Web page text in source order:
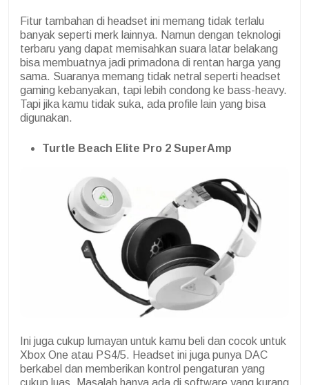
Fitur tambahan di headset ini memang tidak terlalu
banyak seperti merk lainnya. Namun dengan teknologi
terbaru yang dapat memisahkan suara latar belakang
bisa membuatnya jadi primadona di rentan harga yang
sama. Suaranya memang tidak netral seperti headset
gaming kebanyakan, tapi lebih condong ke bass-heavy.
Tapi jika kamu tidak suka, ada profile lain yang bisa
digunakan.
Turtle Beach Elite Pro 2 SuperAmp
Ini juga cukup lumayan untuk kamu beli dan cocok untuk
Xbox One atau PS4/5. Headset ini juga punya DAC
berkabel dan memberikan kontrol pengaturan yang